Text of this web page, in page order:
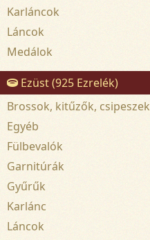
Karláncok
Láncok
Medálok
Ezüst (925 Ezrelék)
Brossok, kitűzők, csipeszek
Egyéb
Fülbevalók
Garnitúrák
Gyűrűk
Karlánc
Láncok